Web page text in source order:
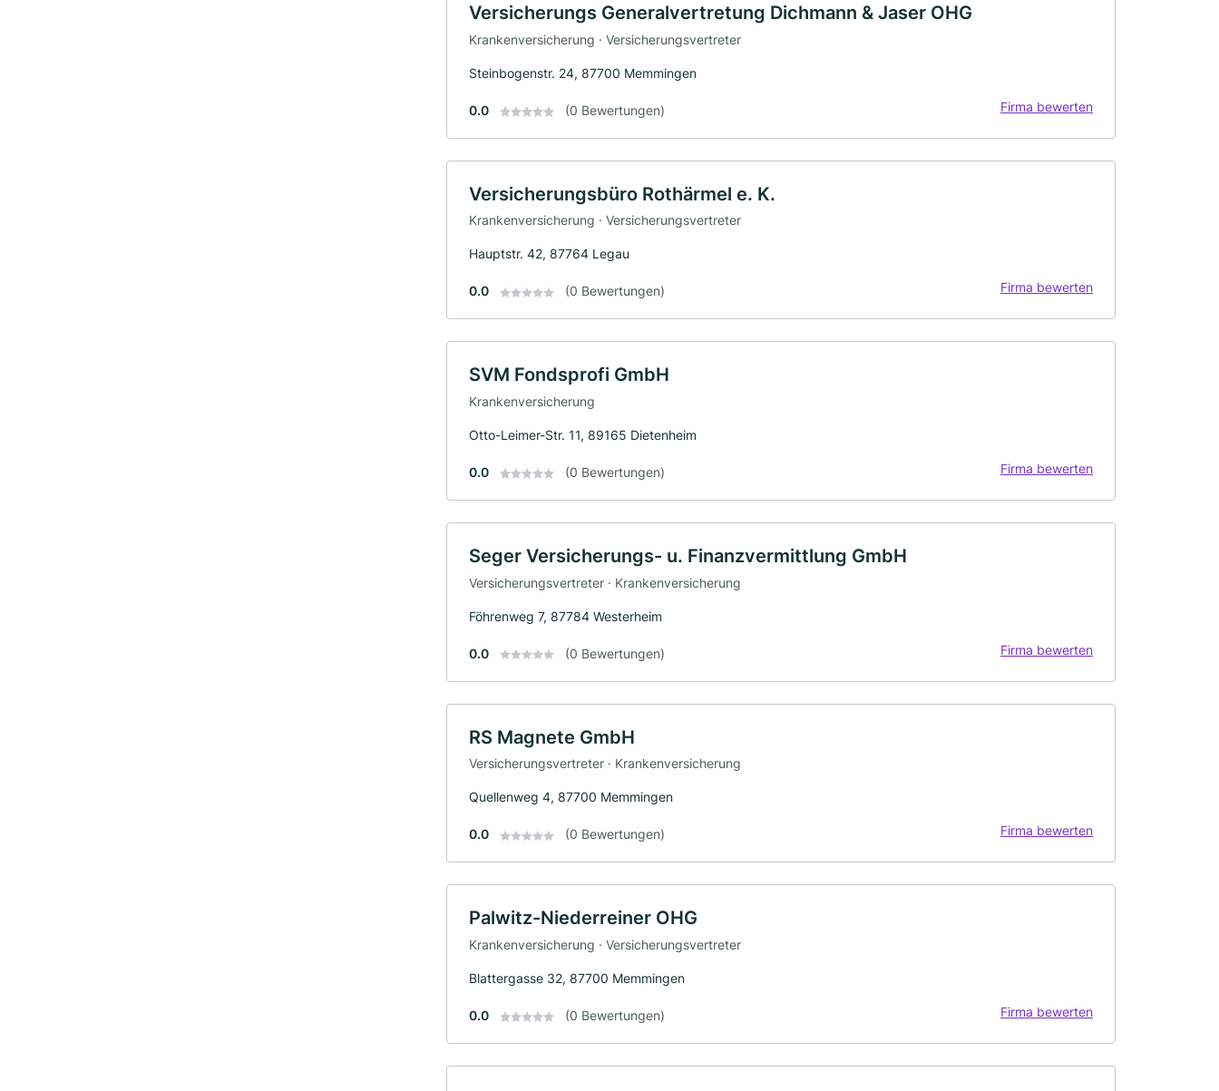
Versicherungs Generalvertretung Dichmann & Jaser OHG
Krankenversicherung · Versicherungsvertreter
Steinbogenstr. 24, 87700 Memmingen
0.0 (0 Bewertungen) Firma bewerten
Versicherungsbüro Rothärmel e. K.
Krankenversicherung · Versicherungsvertreter
Hauptstr. 42, 87764 Legau
0.0 (0 Bewertungen) Firma bewerten
SVM Fondsprofi GmbH
Krankenversicherung
Otto-Leimer-Str. 11, 89165 Dietenheim
0.0 (0 Bewertungen) Firma bewerten
Seger Versicherungs- u. Finanzvermittlung GmbH
Versicherungsvertreter · Krankenversicherung
Föhrenweg 7, 87784 Westerheim
0.0 (0 Bewertungen) Firma bewerten
RS Magnete GmbH
Versicherungsvertreter · Krankenversicherung
Quellenweg 4, 87700 Memmingen
0.0 (0 Bewertungen) Firma bewerten
Palwitz-Niederreiner OHG
Krankenversicherung · Versicherungsvertreter
Blattergasse 32, 87700 Memmingen
0.0 (0 Bewertungen) Firma bewerten